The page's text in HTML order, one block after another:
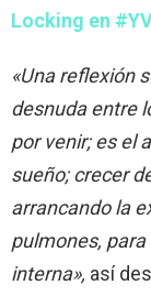
Locking en
«Una reflexión
desnuda entre
por venir; es el
sueño; crecer
arrancando la
pulmones,
interna», así